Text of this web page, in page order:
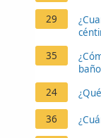
29
35
24
36